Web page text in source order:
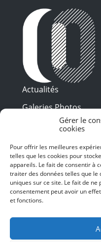
Gérer le
cookies
Pour offrir les meilleures
telles que les cookies pour
appareils. Le fait de consentir à
traiter des données telles que le
uniques sur ce site. Le fait de
consentement peut avoir un
et fonctions.
Actualités
Galeries Photos
Vidéothèque
Presse
Billetterie
Recrutement
Mentions légales
Politique de
SUIVEZ-NOUS